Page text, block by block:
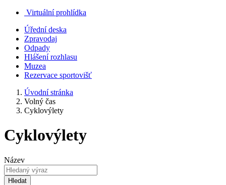
Virtuální prohlídka
Úřední deska
Zpravodaj
Odpady
Hlášení rozhlasu
Muzea
Rezervace sportovišť
Úvodní stránka
Volný čas
Cyklovýlety
Cyklovýlety
Název
Hledat